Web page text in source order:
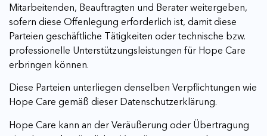
Mitarbeitenden, Beauftragten und Berater weitergeben,
sofern diese Offenlegung erforderlich ist, damit diese
Parteien geschäftliche Tätigkeiten oder technische bzw.
professionelle Unterstützungsleistungen für Hope Care
erbringen können.
Diese Parteien unterliegen denselben Verpflichtungen wie
Hope Care gemäß dieser Datenschutzerklärung.
Hope Care kann an der Veräußerung oder Übertragung